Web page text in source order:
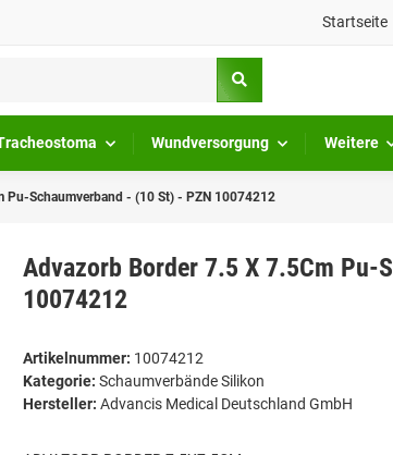
Startseite
Wundversorgung Weitere
Pu-Schaumverband - (10 St) - PZN 10074212
Advazorb Border 7.5 X 7.5Cm Pu-
10074212
Artikelnummer: 10074212
Kategorie: Schaumverbände Silikon
Hersteller: Advancis Medical Deutschland GmbH